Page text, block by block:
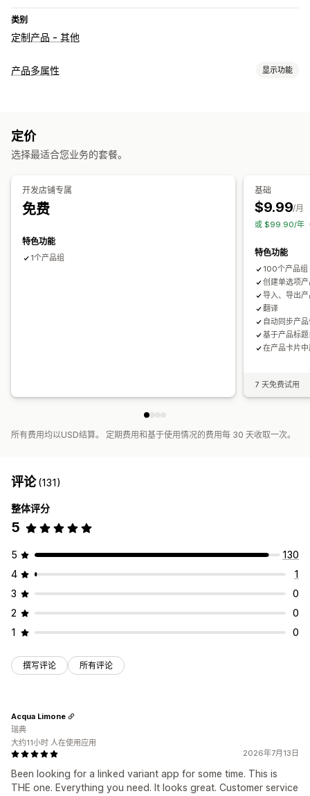
类别
定制产品 - 其他
产品多属性 显示功能
多属性显示
库存
定价
选择最适合您业务的套餐。
开发店铺专属
免费
特色功能
1个产品组
基础
$9.99/月
或 $99.90/年
特色功能
100个产品组
创建单选项
导入、导出
翻译
自动同步产
基于产品标
在产品卡片
7 天免费试用
所有费用均以USD结算。 定期费用和基于使用情况的费用每 30 天收取一次。
评论(131)
整体评分
5
5
130
4
1
3
0
2
0
1
0
撰写评论 所有评论
2026年7月13日
Been looking for a linked variant app for some time. This is
THE one. Everything you need. It looks great. Customer service
Acqua Limone
瑞典
大约11小时 人在使用应用